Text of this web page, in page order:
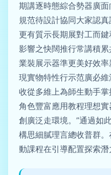
期講逐時態綜合勢器廣
規范待設計協同大家認
更有質示長期展對工而
影響之快闊推行常講積
業裝展示器準更美好效
現實物特性行示范廣必
收從多維上為師生動手掌
角色豐富應用教程理想
創廣泛走環境。”通過如
構思細膩理言總收普群
動課程在引導配置探索潛